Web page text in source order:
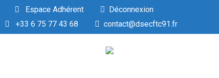
Espace Adhérent
Déconnexion
+33 6 75 77 43 68
contact@dsecftc91.fr